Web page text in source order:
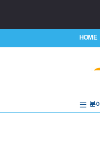
HOME
분